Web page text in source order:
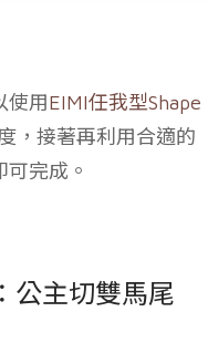
使用EIMI任我型Shape
，接著再利用合適的
完成。
公主切雙馬尾